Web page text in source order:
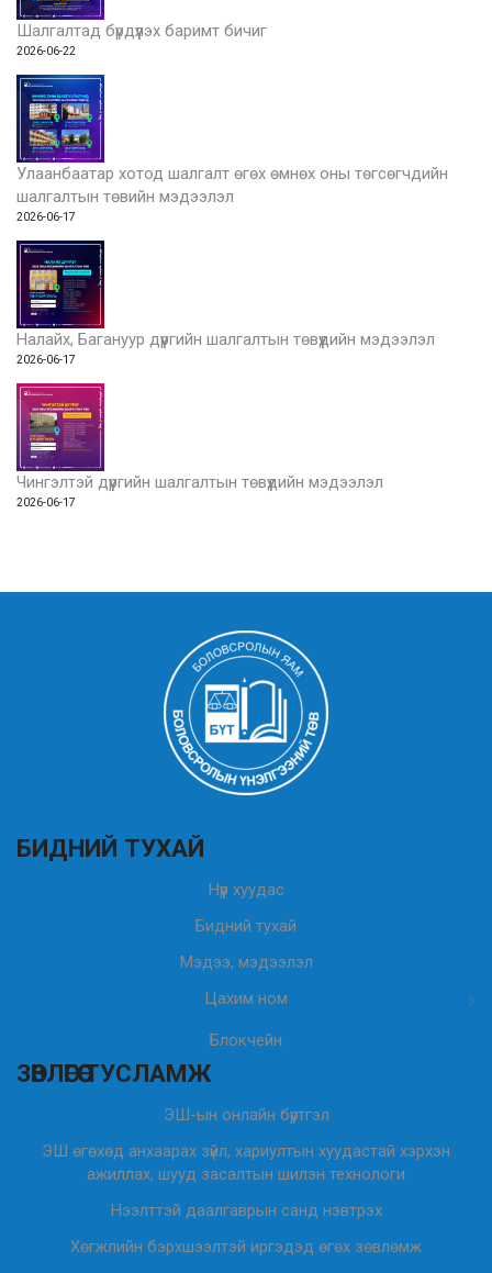
Шалгалтад бүрдүүлэх баримт бичиг
2026-06-22
Улаанбаатар хотод шалгалт өгөх өмнөх оны төгсөгчдийн
шалгалтын төвийн мэдээлэл
2026-06-17
Налайх, Багануур дүүргийн шалгалтын төвүүдийн мэдээлэл
2026-06-17
Чингэлтэй дүүргийн шалгалтын төвүүдийн мэдээлэл
2026-06-17
БИДНИЙ ТУХАЙ
Нүүр хуудас
Бидний тухай
Мэдээ, мэдээлэл
Цахим ном
Блокчейн
ЗӨВЛӨГӨӨ ТУСЛАМЖ
ЭШ-ын онлайн бүртгэл
ЭШ өгөхөд анхаарах зүйл, хариултын хуудастай хэрхэн
ажиллах, шууд засалтын шилэн технологи
Нээлттэй даалгаврын санд нэвтрэх
Хөгжлийн бэрхшээлтэй иргэдэд өгөх зөвлөмж